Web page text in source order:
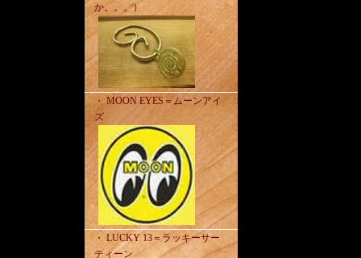
か。。。）
・ MOON EYES＝ムーンアイ
ズ
・ LUCKY 13＝ラッキーサー
ティーン